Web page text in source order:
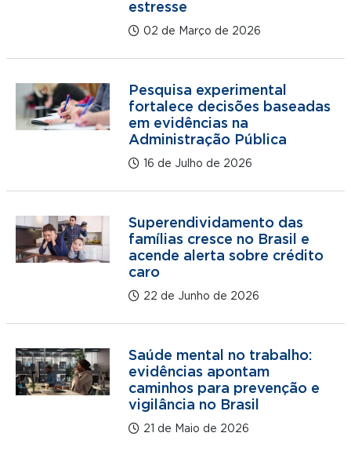
estresse
02 de Março de 2026
Pesquisa experimental
fortalece decisões baseadas
em evidências na
Administração Pública
16 de Julho de 2026
Superendividamento das
famílias cresce no Brasil e
acende alerta sobre crédito
caro
22 de Junho de 2026
Saúde mental no trabalho:
evidências apontam
caminhos para prevenção e
vigilância no Brasil
21 de Maio de 2026